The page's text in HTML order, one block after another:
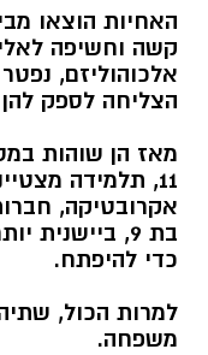
האחיות הוצאו
קשה וחשיפה
אלכוהוליזם,
הצליחה לספק
מאז הן שוהות
11, תלמידה
אקרובטיקה,
בת 9, ביישנית
כדי להיפתח.
למרות הכול,
משפחה.